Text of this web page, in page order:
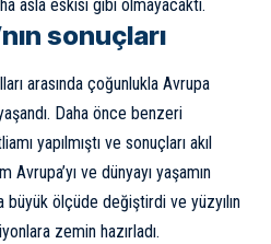
asla eskisi gibi olmayacaktı.
sonuçları
arasında çoğunlukla Avrupa
Daha önce benzeri
yapılmıştı ve sonuçları akıl
Avrupa’yı ve dünyayı yaşamın
büyük ölçüde değiştirdi ve yüzyılın
zemin hazırladı.